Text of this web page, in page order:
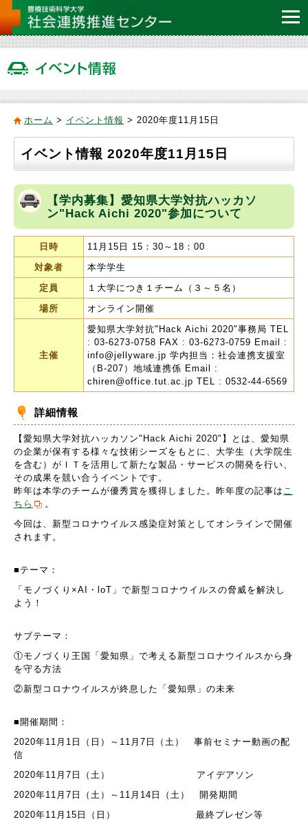
ホーム > イベント情報 > 2020年度11月15日
イベント情報 2020年度11月15日
【学内募集】愛知県大学対抗ハッカソ
ン"Hack Aichi 2020"参加について
日時
11月15日 15：30～18：00
対象者
本学学生
定員
１大学につき１チーム（３～５名）
場所
オンライン開催
主催
愛知県大学対抗"Hack Aichi 2020"事務局 TEL
: 03-6273-0758 FAX : 03-6273-0759 Email :
info@jellyware.jp 学内担当：社会連携支援室
（B-207）地域連携係 Email :
chiren@office.tut.ac.jp TEL : 0532-44-6569
詳細情報
【愛知県大学対抗ハッカソン"Hack Aichi 2020" 】とは、愛知県
の企業が保有する様々な技術シーズをもとに、大学生（大学院生
を含む）がＩＴを活用して新たな製品・サービスの開発を行い、
その成果を競い合うイベントです。
昨年は本学のチームが優秀賞を獲得しました。昨年度の記事は こ
ちら
。
今回は、新型コロナウイルス感染症対策としてオンラインで開催
されます。
■テーマ：
「モノづくり×AI ・ loT 」で新型コロナウイルスの脅威を解決し
よう！
サブテーマ：
①モノづくり王国「愛知県」で考える新型コロナウイルスから身
を守る方法
②新型コロナウイルスが終息した「愛知県」の未来
■開催期間：
2020年11 月 1 日（日）～ 11 月 7 日（土） 事前セミナー動画の配
信
2020年11 月 7 日（土） アイデアソン
2020年11 月 7 日（土）～ 11 月 14 日（土） 開発期間
2020年11 月 15 日（日） 最終プレゼン等